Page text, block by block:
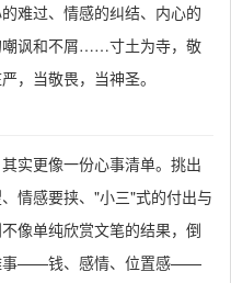
难过、情感的纠结、内心的
嘲讽和不屑……寸土为寺，敬
，当敬畏，当神圣。
实更像一份心事清单。挑出
情感要挟、"小三"式的付出与
像单纯欣赏文笔的结果，倒
事——钱、感情、位置感——